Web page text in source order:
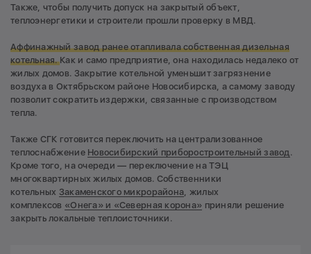
Также, чтобы получить допуск на закрытый объект,
теплоэнергетики и строители прошли проверку в МВД.
Аффинажный завод ранее отапливала собственная дизельная
котельная.Как и само предприятие, она находилась недалеко от
жилых домов. Закрытие котельной уменьшит загрязнение
воздуха в Октябрьском районе Новосибирска, а самому заводу
позволит сократить издержки, связанные с производством
тепла.
Также СГК готовится переключить на централизованное
теплоснабжение Новосибирский приборостроительный завод.
Кроме того, на очереди — переключение на ТЭЦ
многоквартирных жилых домов. Собственники
котельных Закаменского микрорайона, жилых
комплексов «Онега» и «Северная корона» приняли решение
закрыть локальные теплоисточники.